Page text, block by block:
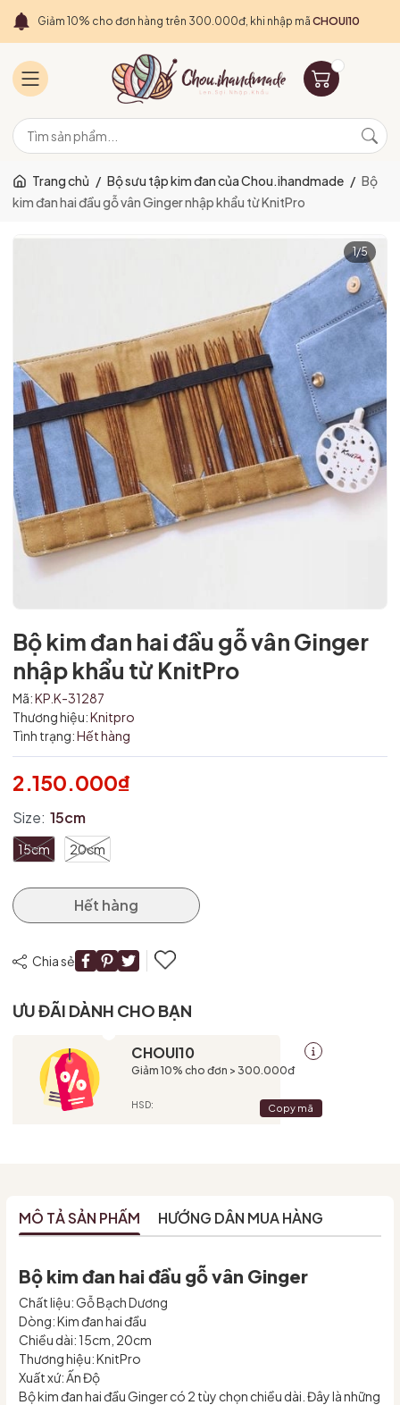
Giảm 10% cho đơn hàng trên 300.000đ, khi nhập mã CHOUI10
Trang chủ / Bộ sưu tập kim đan của Chou.ihandmade / Bộ
kim đan hai đầu gỗ vân Ginger nhập khẩu từ KnitPro
1/5
Bộ kim đan hai đầu gỗ vân Ginger
nhập khẩu từ KnitPro
Mã:KP.K-31287
Thương hiệu:Knitpro
Tình trạng:Hết hàng
2.150.000₫
Size: 15cm
15cm 20cm
Hết hàng
Chia sẻ
ƯU ĐÃI DÀNH CHO BẠN
CHOUI10
Giảm 10% cho đơn > 300.000đ
HSD: Copy mã
MÔ TẢ SẢN PHẨM HƯỚNG DẪN MUA HÀNG
Bộ kim đan hai đầu gỗ vân Ginger
Chất liệu: Gỗ Bạch Dương
Dòng: Kim đan hai đầu
Chiều dài: 15cm, 20cm
Thương hiệu: KnitPro
Xuất xứ: Ấn Độ
Bộ kim đan hai đầu Ginger có 2 tùy chọn chiều dài. Đây là những
Mã giảm giá:
Ngày hết hạn:
Điều kiện: